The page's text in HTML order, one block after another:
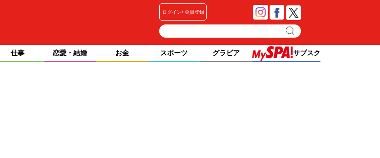
ログイン 会員登録
仕事 恋愛・結婚 お金 スポーツ グラビア サブスク